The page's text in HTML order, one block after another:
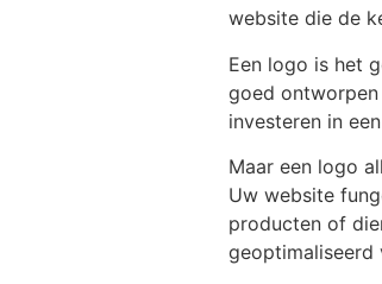
website die de
Een logo is het
goed
investeren in
Maar een logo
Uw website
producten of
geoptimaliseerd